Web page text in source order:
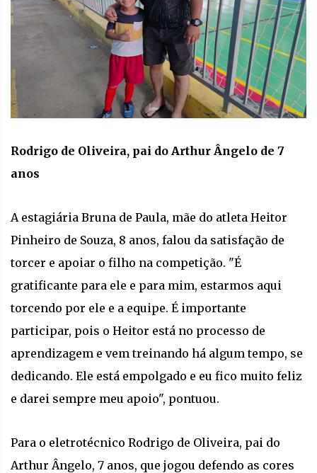
Rodrigo de Oliveira, pai do Arthur Ângelo de 7
anos
A estagiária Bruna de Paula, mãe do atleta Heitor
Pinheiro de Souza, 8 anos, falou da satisfação de
torcer e apoiar o filho na competição. "É
gratificante para ele e para mim, estarmos aqui
torcendo por ele e a equipe. É importante
participar, pois o Heitor está no processo de
aprendizagem e vem treinando há algum tempo, se
dedicando. Ele está empolgado e eu fico muito feliz
e darei sempre meu apoio", pontuou.
Para o eletrotécnico Rodrigo de Oliveira, pai do
Arthur Ângelo, 7 anos, que jogou defendo as cores